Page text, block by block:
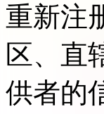
重新注
区、直
供者的